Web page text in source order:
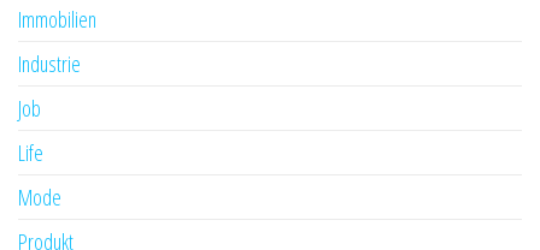
Immobilien
Industrie
Job
Life
Mode
Produkt